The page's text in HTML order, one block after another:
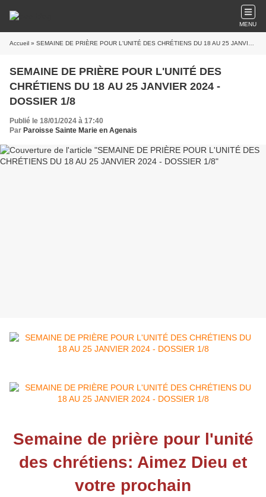
MENU
Accueil » SEMAINE DE PRIÈRE POUR L'UNITÉ DES CHRÉTIENS DU 18 AU 25 JANVIER 2024 - DOSSIER 1/8
SEMAINE DE PRIÈRE POUR L'UNITÉ DES
CHRÉTIENS DU 18 AU 25 JANVIER 2024 -
DOSSIER 1/8
Publié le 18/01/2024 à 17:40
Par Paroisse Sainte Marie en Agenais
Semaine de prière pour l'unité
des chrétiens: Aimez Dieu et
votre prochain